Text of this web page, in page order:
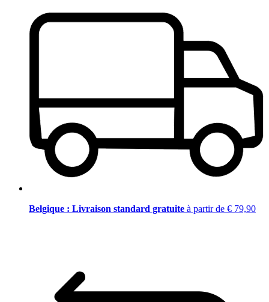
Belgique : Livraison standard gratuite à partir de € 79,90